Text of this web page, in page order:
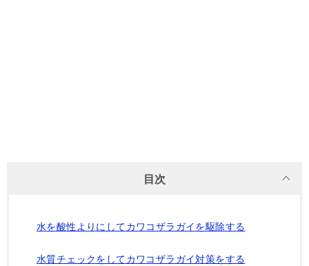
目次
水を酸性よりにしてカワコザラガイを駆除する
水質チェックをしてカワコザラガイ対策をする